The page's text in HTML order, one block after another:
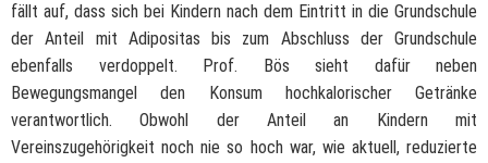
fällt auf, dass sich bei Kindern nach dem Eintritt in die Grundschule
der Anteil mit Adipositas bis zum Abschluss der Grundschule
ebenfalls verdoppelt. Prof. Bös sieht dafür neben
Bewegungsmangel den Konsum hochkalorischer Getränke
verantwortlich. Obwohl der Anteil an Kindern mit
Vereinszugehörigkeit noch nie so hoch war, wie aktuell, reduzierte